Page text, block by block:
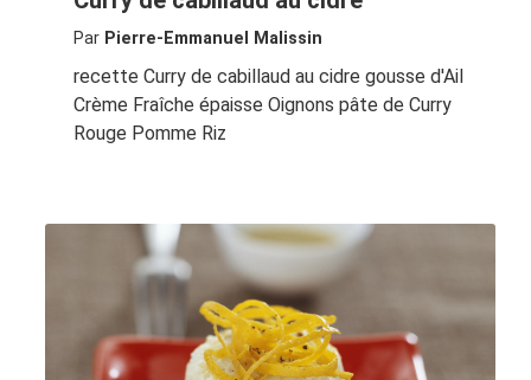
Par Pierre-Emmanuel Malissin
recette Curry de cabillaud au cidre gousse d'Ail
Crème Fraîche épaisse Oignons pâte de Curry
Rouge Pomme Riz